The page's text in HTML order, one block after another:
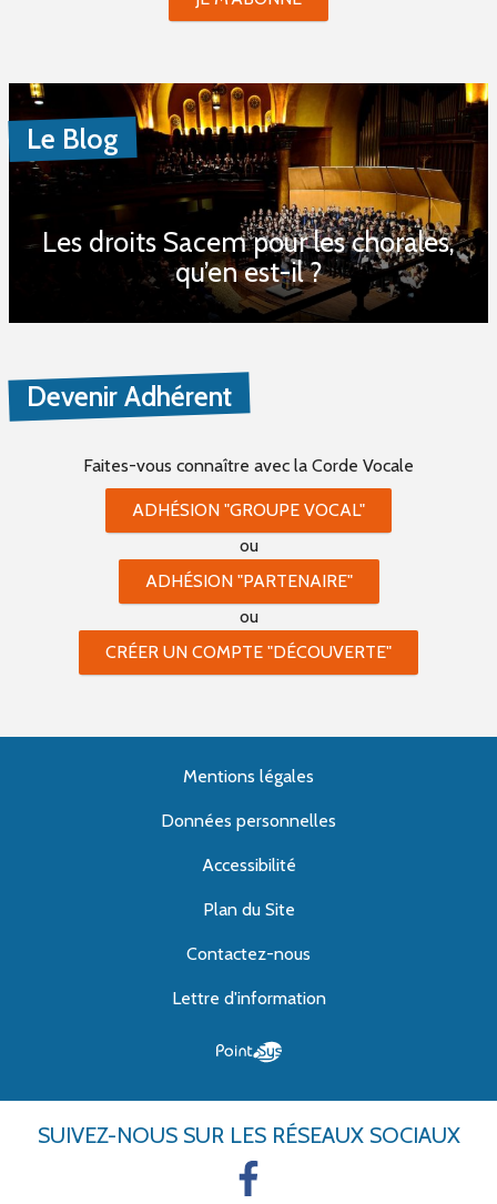
Mot(s) clé(s)
PROPOSER UNE PETITE ANNONCE
RSS PETITES ANNONCES
Le Blog
Les droits Sacem pour les chorales,
qu’en est-il ?
Devenir Adhérent
Faites-vous connaître avec la Corde Vocale
ADHÉSION "GROUPE VOCAL"
ou
ADHÉSION "PARTENAIRE"
ou
CRÉER UN COMPTE "DÉCOUVERTE"
Mentions légales
Données personnelles
Accessibilité
Plan du Site
Contactez-nous
Lettre d'information
SUIVEZ-NOUS SUR LES RÉSEAUX SOCIAUX